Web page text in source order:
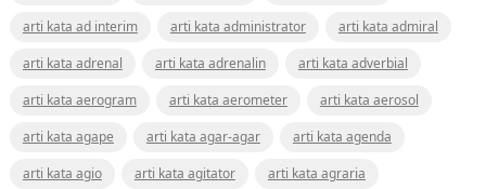
arti kata ad interim
arti kata administrator
arti kata admiral
arti kata adrenal
arti kata adrenalin
arti kata adverbial
arti kata aerogram
arti kata aerometer
arti kata aerosol
arti kata agape
arti kata agar-agar
arti kata agenda
arti kata agio
arti kata agitator
arti kata agraria